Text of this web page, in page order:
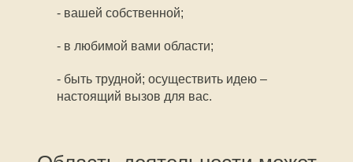
- вашей собственной;
- в любимой вами области;
- быть трудной; осуществить идею –
настоящий вызов для вас.